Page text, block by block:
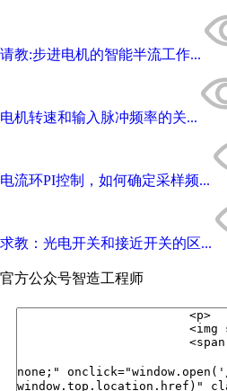
请教:步进电机的智能半流工作...
电机转速和输入脉冲频率的关...
电流环PI控制，如何确定采样频...
求教：光电开关和接近开关的区...
官方公众号智造工程师